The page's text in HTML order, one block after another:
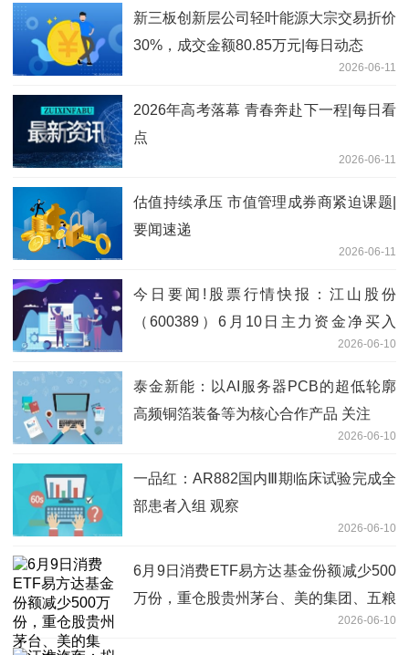
新三板创新层公司轻叶能源大宗交易折价
30%，成交金额80.85万元|每日动态
2026-06-11
2026年高考落幕 青春奔赴下一程|每日看
点
2026-06-11
估值持续承压 市值管理成券商紧迫课题|
要闻速递
2026-06-11
今日要闻!股票行情快报：江山股份
（600389）6月10日主力资金净买入
2026-06-10
泰金新能：以AI服务器PCB的超低轮廓
高频铜箔装备等为核心合作产品 关注
2026-06-10
一品红：AR882国内Ⅲ期临床试验完成全
部患者入组 观察
2026-06-10
6月9日消费ETF易方达基金份额减少500
万份，重仓股贵州茅台、美的集团、五粮
2026-06-10